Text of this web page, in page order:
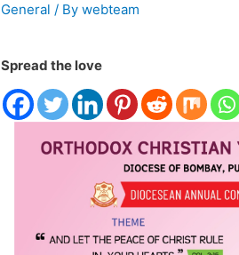
General / Bywebteam
Spread the love